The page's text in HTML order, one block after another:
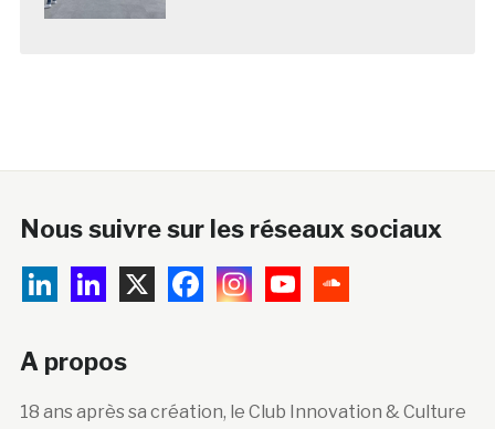
Nous suivre sur les réseaux sociaux
A propos
18 ans après sa création, le Club Innovation & Culture